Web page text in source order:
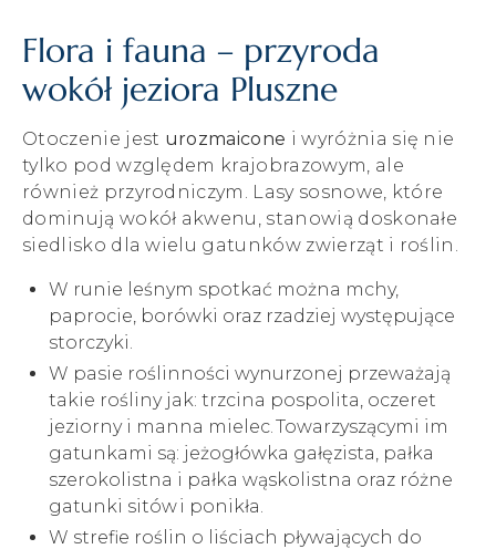
Flora i fauna – przyroda
wokół jeziora Pluszne
Otoczenie jest urozmaicone i wyróżnia się nie
tylko pod względem krajobrazowym, ale
również przyrodniczym. Lasy sosnowe, które
dominują wokół akwenu, stanowią doskonałe
siedlisko dla wielu gatunków zwierząt i roślin.
W runie leśnym spotkać można mchy,
paprocie, borówki oraz rzadziej występujące
storczyki.
W pasie roślinności wynurzonej przeważają
takie rośliny jak: trzcina pospolita, oczeret
jeziorny i manna mielec. Towarzyszącymi im
gatunkami są: jeżogłówka gałęzista, pałka
szerokolistna i pałka wąskolistna oraz różne
gatunki sitów i ponikła.
W strefie roślin o liściach pływających do